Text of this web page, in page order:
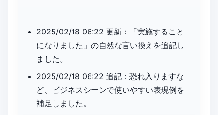
2025/02/18 06:22 更新：「実施すること
になりました」の自然な言い換えを追記し
ました。
2025/02/18 06:22 追記：恐れ入りますな
ど、ビジネスシーンで使いやすい表現例を
補足しました。